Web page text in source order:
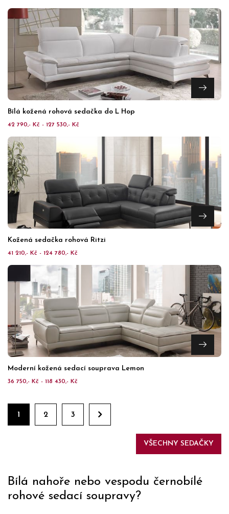
Bílá kožená rohová sedačka do L Hop
42 790,- Kč - 127 530,- Kč
Kožená sedačka rohová Ritzi
41 210,- Kč - 124 780,- Kč
Moderní kožená sedací souprava Lemon
36 750,- Kč - 118 430,- Kč
1 2 3
VŠECHNY SEDAČKY
Bílá nahoře nebo vespodu černobílé
rohové sedací soupravy?